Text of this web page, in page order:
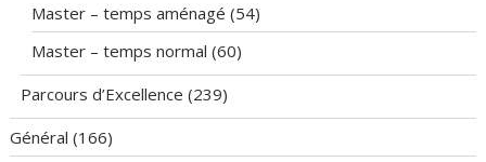
Master – temps aménagé (54)
Master – temps normal (60)
Parcours d’Excellence (239)
Général (166)